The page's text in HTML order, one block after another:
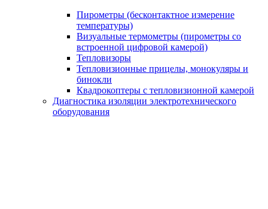
Пирометры (бесконтактное измерение
температуры)
Визуальные термометры (пирометры со
встроенной цифровой камерой)
Тепловизоры
Тепловизионные прицелы, монокуляры и
бинокли
Квадрокоптеры с тепловизионной камерой
Диагностика изоляции электротехнического
оборудования